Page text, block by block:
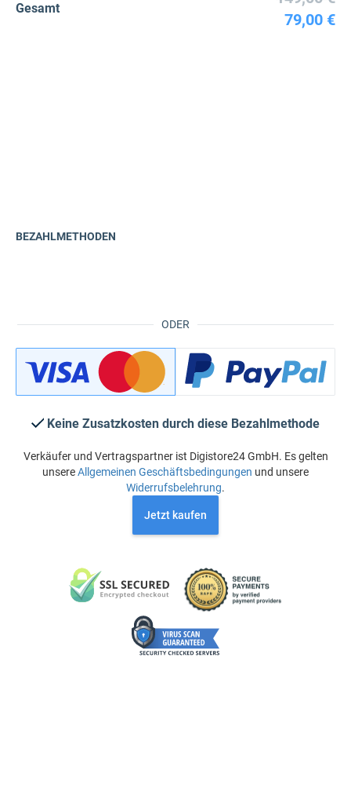
Gesamt
79,00 €
ODER
BEZAHLMETHODEN
Keine Zusatzkosten durch diese Bezahlmethode
Verkäufer und Vertragspartner ist Digistore24 GmbH. Es gelten
unsereAllgemeinen Geschäftsbedingungen und unsere
Widerrufsbelehrung.
Jetzt kaufen